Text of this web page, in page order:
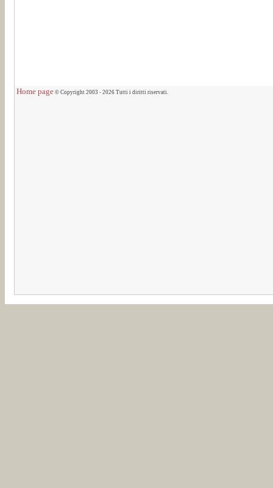
Home page © Copyright 2003 - 2026 Tutti i diritti riservati.